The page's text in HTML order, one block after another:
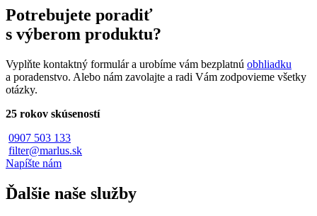
Potrebujete poradiť
s výberom produktu?
Vyplňte kontaktný formulár a urobíme vám bezplatnú obhliadku
a poradenstvo. Alebo nám zavolajte a radi Vám zodpovieme všetky
otázky.
25 rokov skúseností
0907 503 133
filter@marlus.sk
Napíšte nám
Ďalšie naše služby